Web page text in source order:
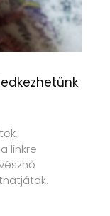
linkre